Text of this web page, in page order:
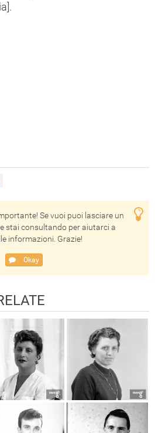
Se vuoi puoi lasciare un
stai consultando per aiutarci a
informazioni. Grazie!
Okay